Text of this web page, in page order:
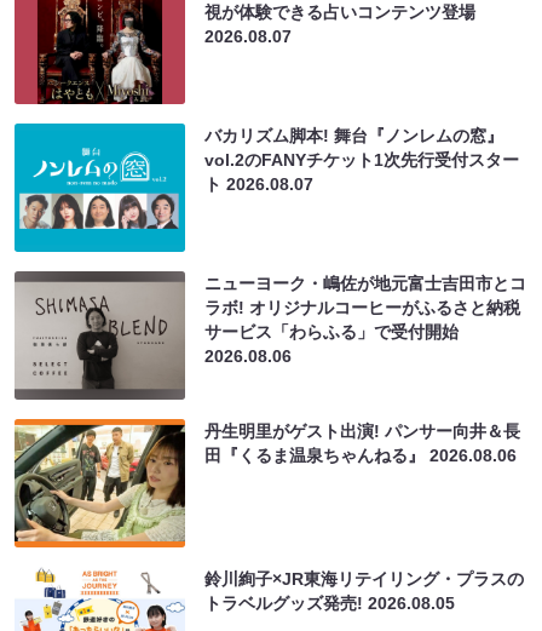
視が体験できる占いコンテンツ登場
2026.08.07
バカリズム脚本! 舞台『ノンレムの窓』
vol.2のFANYチケット1次先行受付スター
ト2026.08.07
ニューヨーク・嶋佐が地元富士吉田市とコ
ラボ! オリジナルコーヒーがふるさと納税
サービス「わらふる」で受付開始
2026.08.06
丹生明里がゲスト出演! パンサー向井＆長
田『くるま温泉ちゃんねる』2026.08.06
鈴川絢子×JR東海リテイリング・プラスの
トラベルグッズ発売!2026.08.05